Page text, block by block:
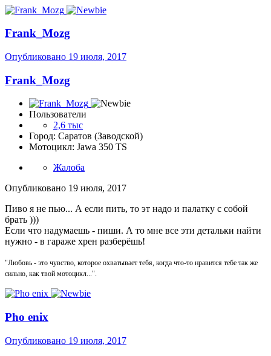
Frank_Mozg
Опубликовано 19 июля, 2017
Frank_Mozg
Пользователи
2,6 тыс
Город: Саратов (Заводской)
Мотоцикл: Jawa 350 TS
Жалоба
Опубликовано 19 июля, 2017
Пиво я не пью... А если пить, то эт надо и палатку с собой
брать )))
Если что надумаешь - пиши. А то мне все эти детальки найти
нужно - в гараже хрен разберёшь!
"Любовь - это чувство, которое охватывает тебя, когда что-то нравится тебе так же
сильно, как твой мотоцикл...".
Pho enix
Опубликовано 19 июля, 2017